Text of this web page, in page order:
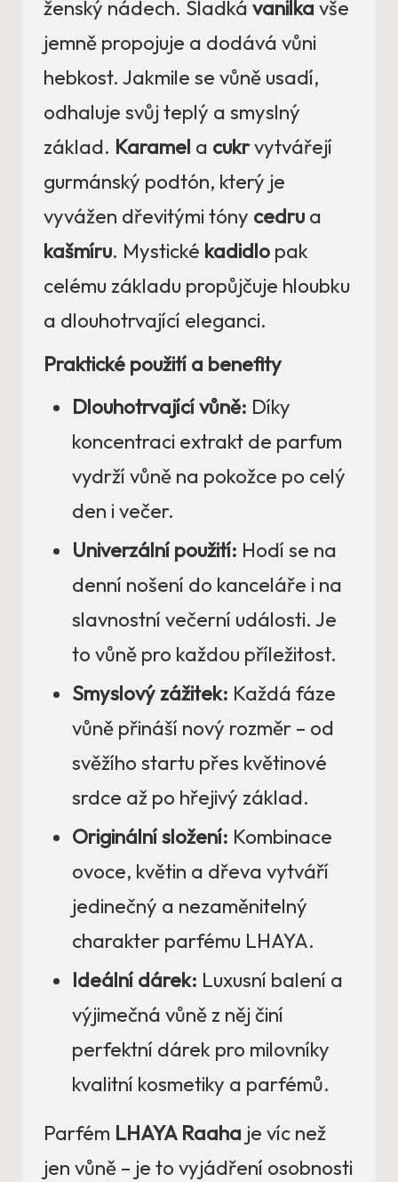
ženský nádech. Sladká vanilka vše
jemně propojuje a dodává vůni
hebkost. Jakmile se vůně usadí,
odhaluje svůj teplý a smyslný
základ. Karamel a cukrvytvářejí
gurmánský podtón, který je
vyvážen dřevitými tóny cedru a
kašmíru. Mystické kadidlo pak
celému základu propůjčuje hloubku
a dlouhotrvající eleganci.
Praktické použití a benefity
Dlouhotrvající vůně: Díky
koncentraci extrakt de parfum
vydrží vůně na pokožce po celý
den i večer.
Univerzální použití: Hodí se na
denní nošení do kanceláře i na
slavnostní večerní události. Je
to vůně pro každou příležitost.
Smyslový zážitek: Každá fáze
vůně přináší nový rozměr – od
svěžího startu přes květinové
srdce až po hřejivý základ.
Originální složení: Kombinace
ovoce, květin a dřeva vytváří
jedinečný a nezaměnitelný
charakter parfému LHAYA.
Ideální dárek: Luxusní balení a
výjimečná vůně z něj činí
perfektní dárek pro milovníky
kvalitní kosmetiky a parfémů.
Parfém LHAYA Raaha je víc než
jen vůně – je to vyjádření osobnosti